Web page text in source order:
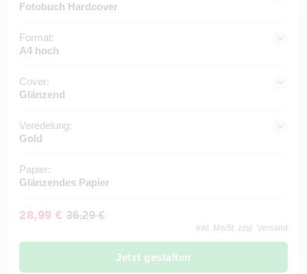
Fotobuch Hardcover
Format:
A4 hoch
Cover:
Glänzend
Veredelung:
Gold
Papier:
Glänzendes Papier
28,99 € 36,29 €
inkl. MwSt. zzgl. Versand
Jetzt gestalten